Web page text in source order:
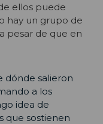
ellos puede
hay un grupo de
pesar de que en
dónde salieron
a los
idea de
que sostienen